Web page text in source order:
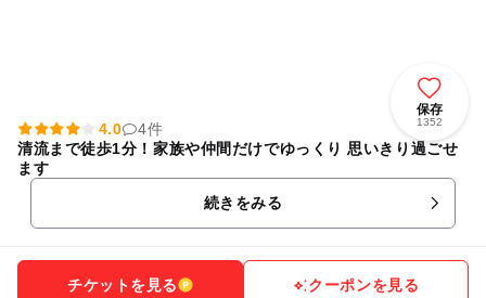
保存
1352
4.0
4件
清流まで徒歩1分！家族や仲間だけでゆっくり 思いきり過ごせ
ます
続きをみる
チケットを見る クーポンを見る